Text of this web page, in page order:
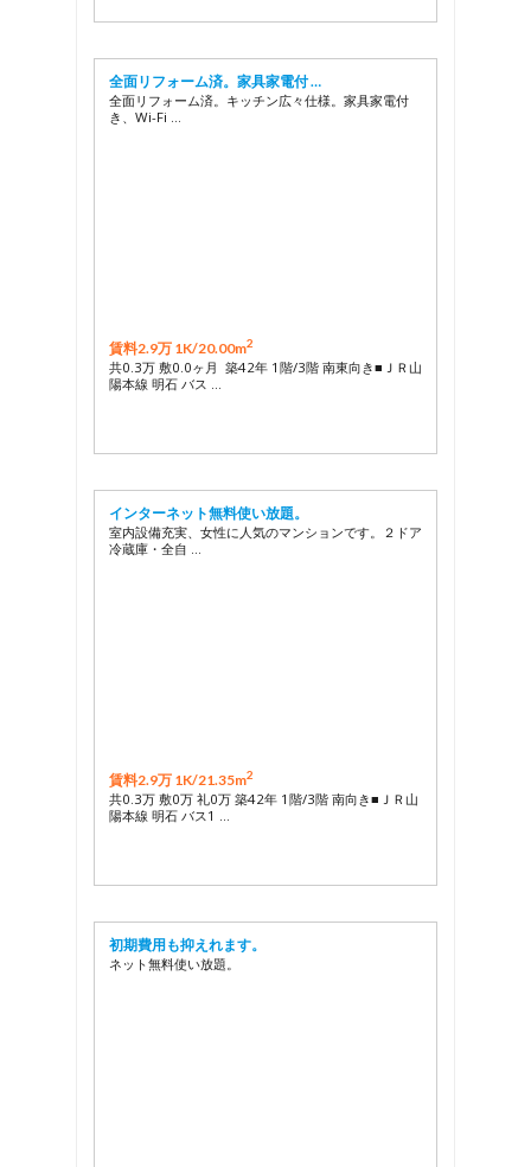
全面リフォーム済。家具家電付 …
全面リフォーム済。キッチン広々仕様。家具家電付
き、Wi-Fi …
賃料2.9万 1K/20.00m2
共0.3万 敷0.0ヶ月 築42年 1階/3階 南東向き■ＪＲ山
陽本線 明石 バス …
インターネット無料使い放題。
室内設備充実、女性に人気のマンションです。２ドア
冷蔵庫・全自 …
賃料2.9万 1K/21.35m2
共0.3万 敷0万 礼0万 築42年 1階/3階 南向き■ＪＲ山
陽本線 明石 バス1 …
初期費用も抑えれます。
ネット無料使い放題。